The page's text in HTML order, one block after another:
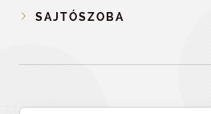
SAJTÓSZOBA